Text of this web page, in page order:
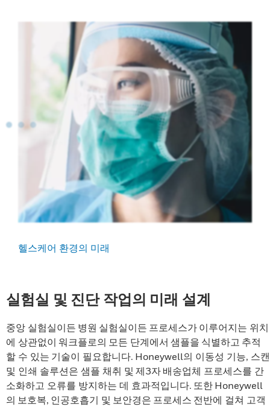
헬스케어 환경의 미래
실험실 및 진단 작업의 미래 설계
중앙 실험실이든 병원 실험실이든 프로세스가 이루어지는 위치
에 상관없이 워크플로의 모든 단계에서 샘플을 식별하고 추적
할 수 있는 기술이 필요합니다. Honeywell의 이동성 기능, 스캔
및 인쇄 솔루션은 샘플 채취 및 제3자 배송업체 프로세스를 간
소화하고 오류를 방지하는 데 효과적입니다. 또한 Honeywell
의 보호복, 인공호흡기 및 보안경은 프로세스 전반에 걸쳐 고객